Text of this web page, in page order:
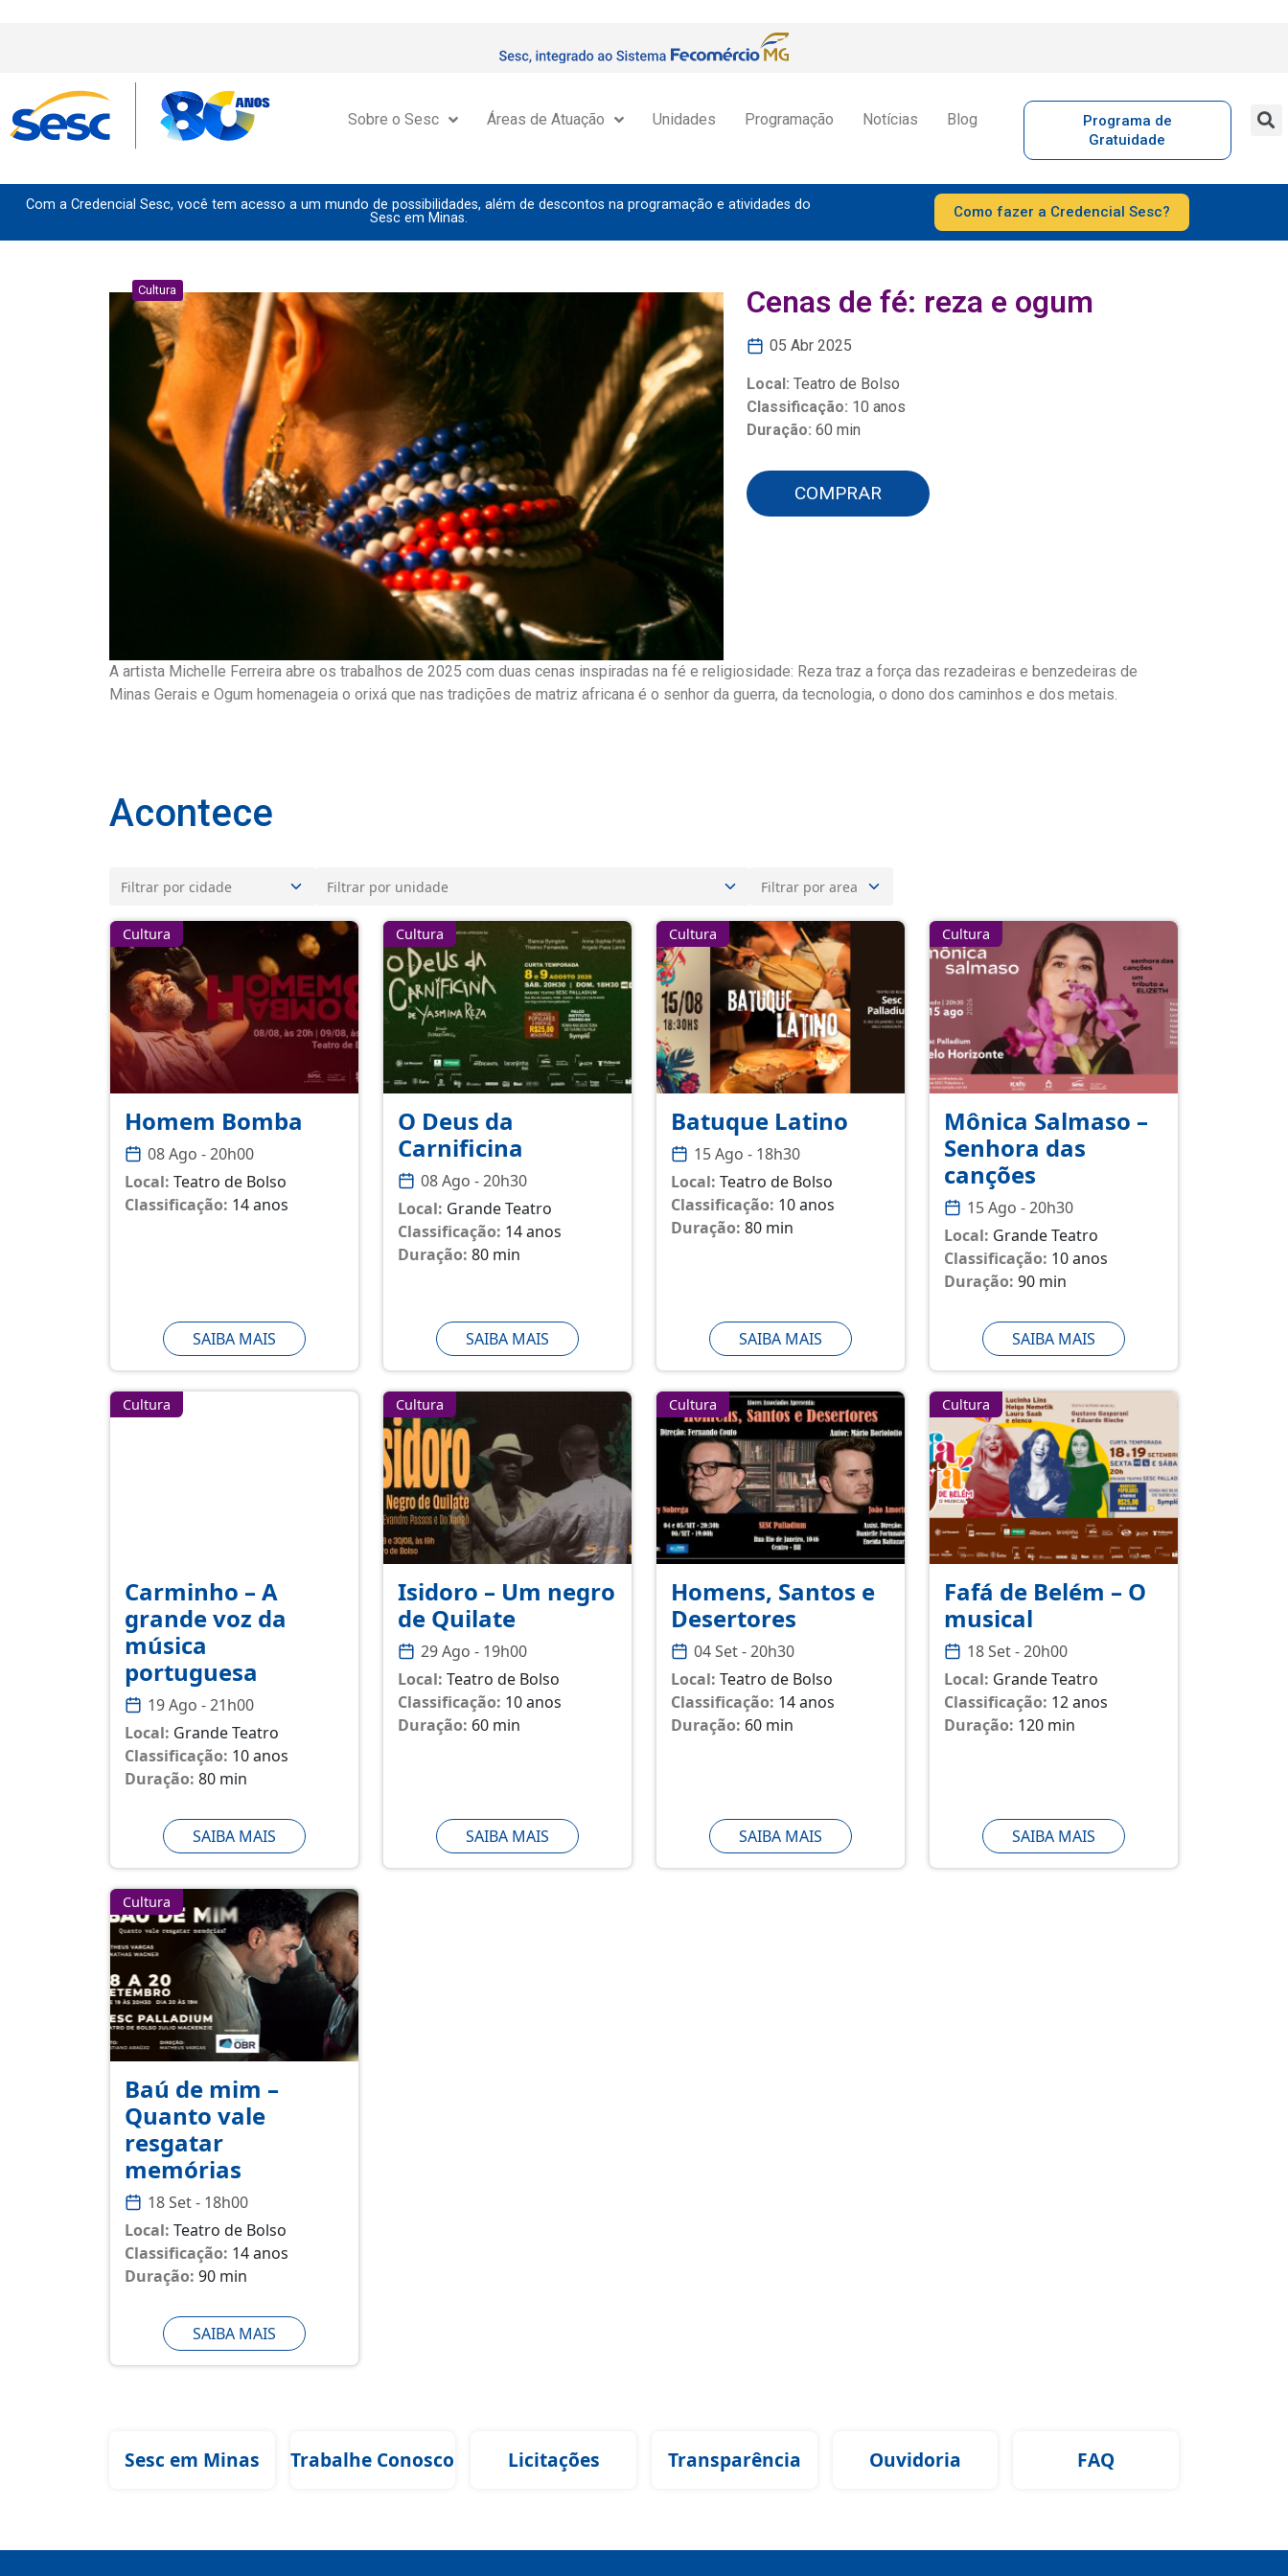
Sobre o Sesc Áreas de Atuação Unidades Programação Notícias Blog
Programa de
Gratuidade
Com a Credencial Sesc, você tem acesso a um mundo de possibilidades, além de descontos na programação e atividades do
Sesc em Minas.
Como fazer a Credencial Sesc?
Cultura Cenas de fé: reza e ogum
05 Abr 2025
Local: Teatro de Bolso
Classificação: 10 anos
Duração: 60 min
COMPRAR
A artista Michelle Ferreira abre os trabalhos de 2025 com duas cenas inspiradas na fé e religiosidade: Reza traz a força das rezadeiras e benzedeiras de
Minas Gerais e Ogum homenageia o orixá que nas tradições de matriz africana é o senhor da guerra, da tecnologia, o dono dos caminhos e dos metais.
Acontece
Cultura
Homem Bomba
08 Ago - 20h00
Local: Teatro de Bolso
Classificação: 14 anos
SAIBA MAIS
Cultura
O Deus da
Carnificina
08 Ago - 20h30
Local: Grande Teatro
Classificação: 14 anos
Duração: 80 min
SAIBA MAIS
Cultura
Batuque Latino
15 Ago - 18h30
Local: Teatro de Bolso
Classificação: 10 anos
Duração: 80 min
SAIBA MAIS
Cultura
Mônica Salmaso –
Senhora das
canções
15 Ago - 20h30
Local: Grande Teatro
Classificação: 10 anos
Duração: 90 min
SAIBA MAIS
Cultura
Carminho – A
grande voz da
música
portuguesa
19 Ago - 21h00
Local: Grande Teatro
Classificação: 10 anos
Duração: 80 min
SAIBA MAIS
Cultura
Isidoro – Um negro
de Quilate
29 Ago - 19h00
Local: Teatro de Bolso
Classificação: 10 anos
Duração: 60 min
SAIBA MAIS
Cultura
Homens, Santos e
Desertores
04 Set - 20h30
Local: Teatro de Bolso
Classificação: 14 anos
Duração: 60 min
SAIBA MAIS
Cultura
Fafá de Belém – O
musical
18 Set - 20h00
Local: Grande Teatro
Classificação: 12 anos
Duração: 120 min
SAIBA MAIS
Cultura
Baú de mim –
Quanto vale
resgatar
memórias
18 Set - 18h00
Local: Teatro de Bolso
Classificação: 14 anos
Duração: 90 min
SAIBA MAIS
Sesc em Minas Trabalhe Conosco Licitações Transparência Ouvidoria FAQ